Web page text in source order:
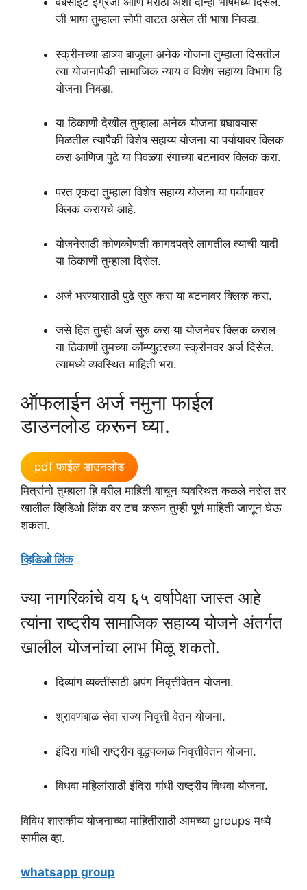
जी भाषा तुम्हाला सोपी वाटत असेल ती भाषा निवडा.
स्क्रीनच्या डाव्या बाजूला अनेक योजना तुम्हाला दिसतील
त्या योजनापैकी सामाजिक न्याय व विशेष सहाय्य विभाग हि
योजना निवडा.
या ठिकाणी देखील तुम्हाला अनेक योजना बघावयास
मिळतील त्यापैकी विशेष सहाय्य योजना या पर्यायावर क्लिक
करा आणिज पुढे या पिवळ्या रंगाच्या बटनावर क्लिक करा.
परत एकदा तुम्हाला विशेष सहाय्य योजना या पर्यायावर
क्लिक करायचे आहे.
योजनेसाठी कोणकोणती कागदपत्रे लागतील त्याची यादी
या ठिकाणी तुम्हाला दिसेल.
अर्ज भरण्यासाठी पुढे सुरु करा या बटनावर क्लिक करा.
जसे हित तुम्ही अर्ज सुरु करा या योजनेवर क्लिक कराल
या ठिकाणी तुमच्या कॉम्प्युटरच्या स्क्रीनवर अर्ज दिसेल.
त्यामध्ये व्यवस्थित माहिती भरा.
ऑफलाईन अर्ज नमुना फाईल
डाउनलोड करून घ्या.
pdf फाईल डाउनलोड
मित्रांनो तुम्हाला हि वरील माहिती वाचून व्यवस्थित कळले नसेल तर
खालील व्हिडिओ लिंक वर टच करून तुम्ही पूर्ण माहिती जाणून घेऊ
शकता.
व्हिडिओ लिंक
ज्या नागरिकांचे वय ६५ वर्षापेक्षा जास्त आहे
त्यांना राष्ट्रीय सामाजिक सहाय्य योजने अंतर्गत
खालील योजनांचा लाभ मिळू शकतो.
दिव्यांग व्यक्तींसाठी अपंग निवृत्तीवेतन योजना.
श्रावणबाळ सेवा राज्य निवृत्ती वेतन योजना.
इंदिरा गांधी राष्ट्रीय वृद्धपकाळ निवृत्तीवेतन योजना.
विधवा महिलांसाठी इंदिरा गांधी राष्ट्रीय विधवा योजना.
विविध शासकीय योजनाच्या माहितीसाठी आमच्या groups मध्ये
सामील व्हा.
whatsapp group